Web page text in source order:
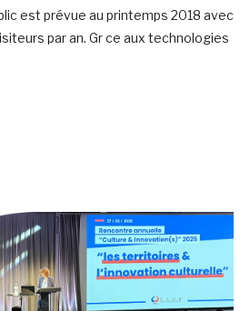
est prévue au printemps 2018 avec
par an. Gr ce aux technologies